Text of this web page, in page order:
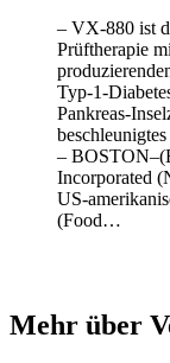
– VX-880 ist
Prüftherapie
Typ-1-
Pankreas-
–
Incorporated
US-
(Food…
Mehr über